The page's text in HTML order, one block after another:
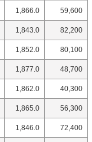
1,866.0 59,600
1,843.0 82,200
1,852.0 80,100
1,877.0 48,700
1,862.0 40,300
1,865.0 56,300
1,846.0 72,400